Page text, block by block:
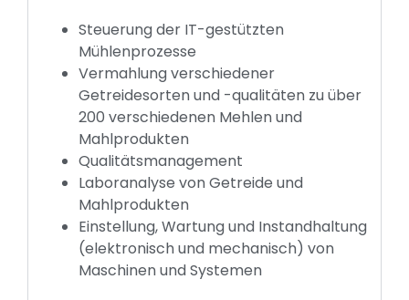
Steuerung der IT-gestützten
Mühlenprozesse
Vermahlung verschiedener
Getreidesorten und -qualitäten zu über
200 verschiedenen Mehlen und
Mahlprodukten
Qualitätsmanagement
Laboranalyse von Getreide und
Mahlprodukten
Einstellung, Wartung und Instandhaltung
(elektronisch und mechanisch) von
Maschinen und Systemen